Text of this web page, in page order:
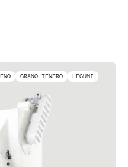
GRANO TENERO
LEGUMI